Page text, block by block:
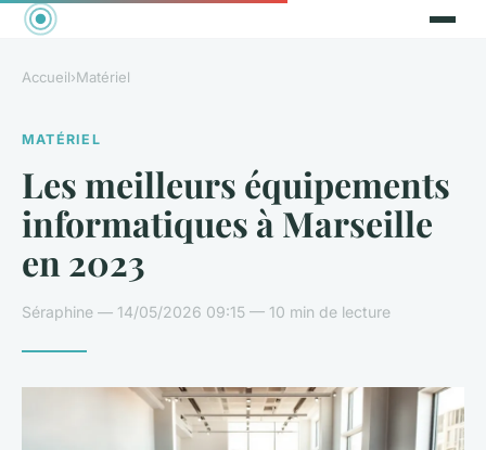
Accueil›Matériel
MATÉRIEL
Les meilleurs équipements
informatiques à Marseille
en 2023
Séraphine — 14/05/2026 09:15 — 10 min de lecture